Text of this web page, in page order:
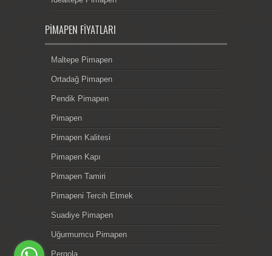
PIMAPEN FIYATLARI
Maltepe Pimapen
Ortadağ Pimapen
Pendik Pimapen
Pimapen
Pimapen Kalitesi
Pimapen Kapı
Pimapen Tamiri
Pimapeni Tercih Etmek
Suadiye Pimapen
Uğurmumcu Pimapen
Pergola